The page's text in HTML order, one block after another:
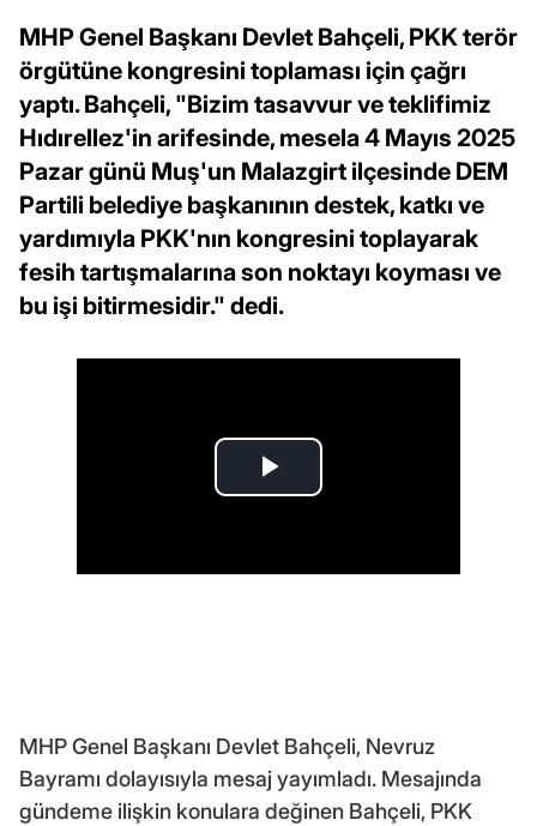
MHP Genel Başkanı Devlet Bahçeli, PKK terör
örgütüne kongresini toplaması için çağrı
yaptı. Bahçeli, "Bizim tasavvur ve teklifimiz
Hıdırellez'in arifesinde, mesela 4 Mayıs 2025
Pazar günü Muş'un Malazgirt ilçesinde DEM
Partili belediye başkanının destek, katkı ve
yardımıyla PKK'nın kongresini toplayarak
fesih tartışmalarına son noktayı koyması ve
bu işi bitirmesidir." dedi.
MHP Genel Başkanı Devlet Bahçeli, Nevruz
Bayramı dolayısıyla mesaj yayımladı. Mesajında
gündeme ilişkin konulara değinen Bahçeli, PKK